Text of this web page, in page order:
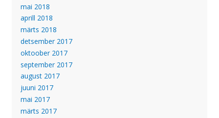
mai 2018
aprill 2018
märts 2018
detsember 2017
oktoober 2017
september 2017
august 2017
juuni 2017
mai 2017
märts 2017